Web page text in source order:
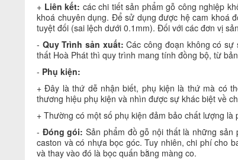
+ Liên kết: các chi tiết sản phẩm gỗ công nghiệp
khoá chuyên dụng. Để sử dụng được hệ cam khoá
tuyệt đối (sai lệch dưới 0.1mm). Đối với các đơn vị
- Quy Trình sản xuất: Các công đoạn không có
thất Hoà Phát thì quy trình mang tính đồng bộ, từ
- Phụ kiện:
+ Đây là thứ dễ nhận biết, phụ kiện là thứ mà có
thương hiệu phụ kiện và nhìn được sự khác biệt về
+ Thường có một số phụ kiện đảm bảo chất lượng là
- Đóng gói: Sản phẩm đồ gỗ nội thất là những
caston và có nhựa bọc góc. Tuy nhiên, chi phí cho
và thay vào đó là bọc quấn bằng màng co.